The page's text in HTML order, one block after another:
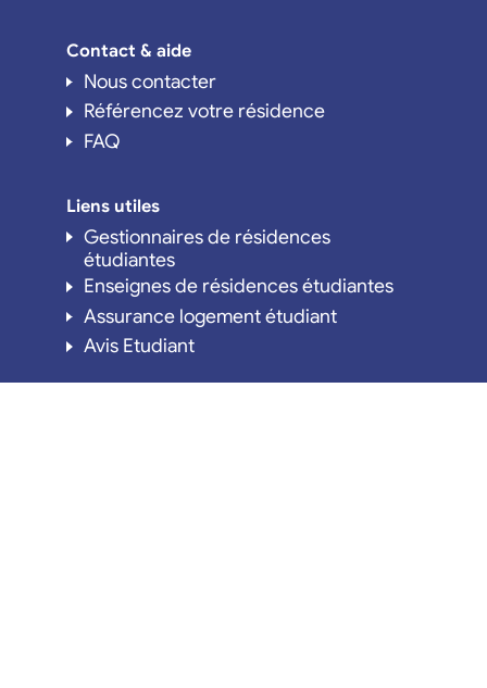
Contact & aide
Nous contacter
Référencez votre résidence
FAQ
Liens utiles
Gestionnaires de résidences
étudiantes
Enseignes de résidences étudiantes
Assurance logement étudiant
Avis Etudiant